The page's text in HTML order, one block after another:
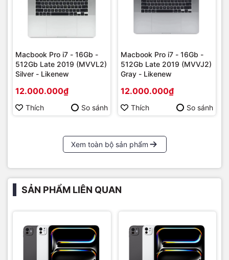
Macbook Pro i7 - 16Gb -
512Gb Late 2019 (MVVL2)
Silver - Likenew
12.000.000₫
Thích So sánh
Macbook Pro i7 - 16Gb -
512Gb Late 2019 (MVVJ2)
Gray - Likenew
12.000.000₫
Thích So sánh
Xem toàn bộ sản phẩm
SẢN PHẨM LIÊN QUAN